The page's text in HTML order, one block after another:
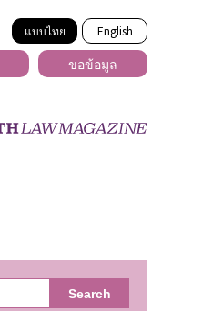
แบบไทย English
ขอข้อมูล
Search